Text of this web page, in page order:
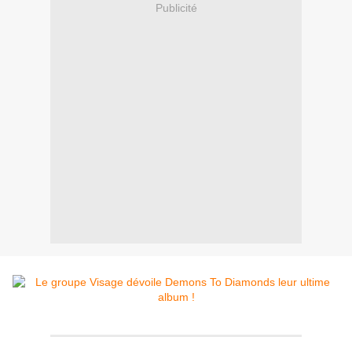
Publicité